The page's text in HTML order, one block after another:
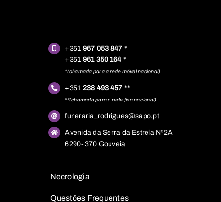
+351 967 053 847 *
+351 961 350 164 *
*(chamada para a rede móvel nacional)
+351 238 493 457 **
**(chamada para a rede fixa nacional)
funeraria_rodrigues@sapo.pt
Avenida da Serra da Estrela Nº2A
6290-370 Gouveia
Necrologia
Questões Frequentes